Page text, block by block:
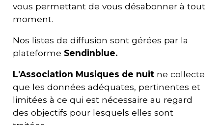
vous permettant de vous désabonner à tout
moment.
Nos listes de diffusion sont gérées par la
plateforme Sendinblue.
L'Association Musiques de nuit ne collecte
que les données adéquates, pertinentes et
limitées à ce qui est nécessaire au regard
des objectifs pour lesquels elles sont